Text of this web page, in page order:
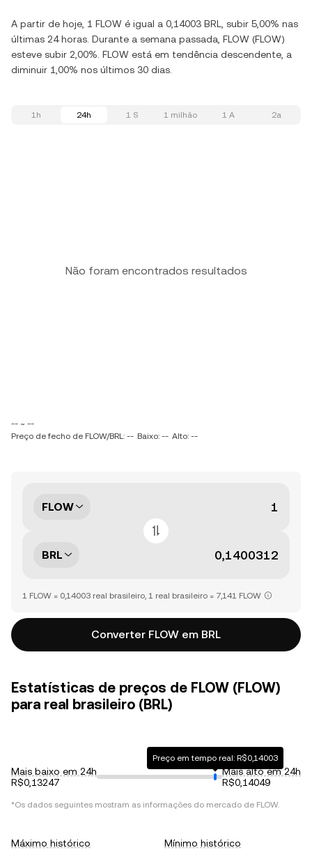
A partir de hoje, 1 FLOW é igual a 0,14003 BRL, subir 5,00% nas
últimas 24 horas. Durante a semana passada, FLOW (FLOW)
esteve subir 2,00%. FLOW está em tendência descendente, a
diminuir 1,00% nos últimos 30 dias.
1h 24h 1 S 1 milhão 1 A 2a
Não foram encontrados resultados
-- ~ --
Preço de fecho de FLOW/BRL: -- Baixo: -- Alto: --
FLOW
BRL
1 FLOW = 0,14003 real brasileiro, 1 real brasileiro = 7,141 FLOW
Converter FLOW em BRL
Estatísticas de preços de FLOW (FLOW)
para real brasileiro (BRL)
Mais baixo em 24h
R$0,13247
Preço em tempo real: R$0,14003
Mais alto em 24h
R$0,14049
*Os dados seguintes mostram as informações do mercado de FLOW.
Máximo histórico
Mínimo histórico